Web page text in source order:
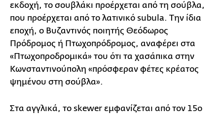
εκδοχή, το σουβλάκι προέρχεται από τη σούβλα,
που προέρχεται από το λατινικό subula. Την ίδια
εποχή, ο Βυζαντινός ποιητής Θεόδωρος
Πρόδρομος ή Πτωχοπρόδρομος, αναφέρει στα
«Πτωχοπροδρομικά» του ότι τα χασάπικα στην
Κωνσταντινούπολη «πρόσφεραν φέτες κρέατος
ψημένου στη σούβλα».
Στα αγγλικά, το skewer εμφανίζεται από τον 15ο